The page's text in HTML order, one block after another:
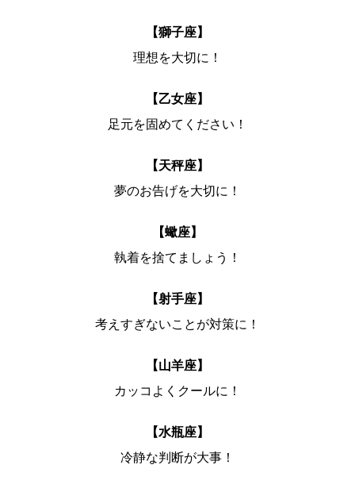
【獅子座】
理想を大切に！
【乙女座】
足元を固めてください！
【天秤座】
夢のお告げを大切に！
【蠍座】
執着を捨てましょう！
【射手座】
考えすぎないことが対策に！
【山羊座】
カッコよくクールに！
【水瓶座】
冷静な判断が大事！